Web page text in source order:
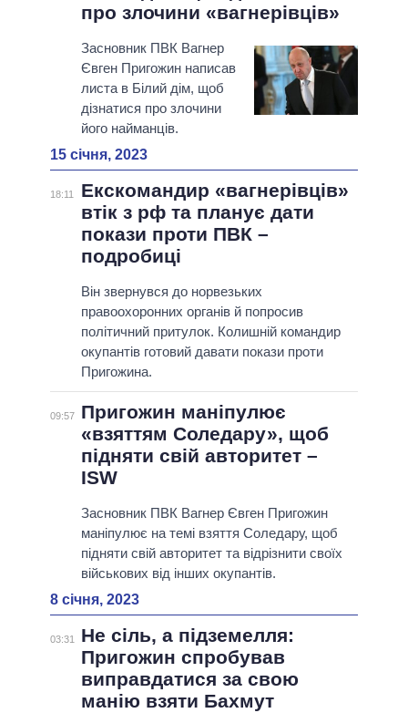
про злочини «вагнерівців»
Засновник ПВК Вагнер
Євген Пригожин написав
листа в Білий дім, щоб
дізнатися про злочини
його найманців.
15 січня, 2023
18:11
Екскомандир «вагнерівців»
втік з рф та планує дати
покази проти ПВК –
подробиці
Він звернувся до норвезьких
правоохоронних органів й попросив
політичний притулок. Колишній командир
окупантів готовий давати покази проти
Пригожина.
09:57
Пригожин маніпулює
«взяттям Соледару», щоб
підняти свій авторитет –
ISW
Засновник ПВК Вагнер Євген Пригожин
маніпулює на темі взяття Соледару, щоб
підняти свій авторитет та відрізнити своїх
військових від інших окупантів.
8 січня, 2023
03:31
Не сіль, а підземелля:
Пригожин спробував
виправдатися за свою
манію взяти Бахмут